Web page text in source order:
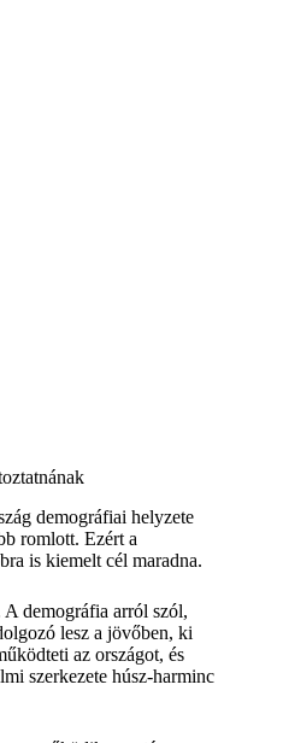
demográfiai helyzete
romlott. Ezért a
is kiemelt cél maradna.
A demográfia arról szól,
lesz a jövőben, ki
az országot, és
szerkezete húsz-harminc